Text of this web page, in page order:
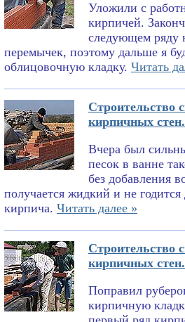
Уложили с
кирпичей.
следующем ряду
перемычек, поэтому дальше я
облицовочную кладку. Читать
Строительство
кирпичных
Вчера был
песок в ванне
без добавления
получается жидкий и не
кирпича. Читать далее »
Строительство
кирпичных
Поправил
кирпичную